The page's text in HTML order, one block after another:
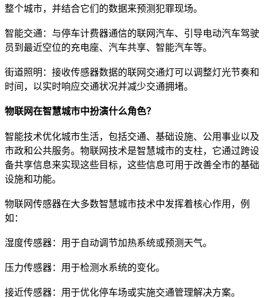
整个城市，并结合它们的数据来预测犯罪现场。
智能交通：与停车计费器通信的联网汽车、引导电动汽车驾驶
员到最近空位的充电座、汽车共享、智能汽车等。
街道照明：接收传感器数据的联网交通灯可以调整灯光节奏和
时间，以实时响应交通状况并减少交通拥堵。
物联网在智慧城市中扮演什么角色？
智能技术优化城市生活，包括交通、基础设施、公用事业以及
市政和公共服务。物联网技术是智慧城市的支柱，它通过跨设
备共享信息来实现这些目标，这些信息可用于改善全市的基础
设施和功能。
物联网传感器在大多数智慧城市技术中发挥着核心作用，例
如：
湿度传感器：用于自动调节加热系统或预测天气。
压力传感器：用于检测水系统的变化。
接近传感器：用于优化停车场或实施交通管理解决方案。